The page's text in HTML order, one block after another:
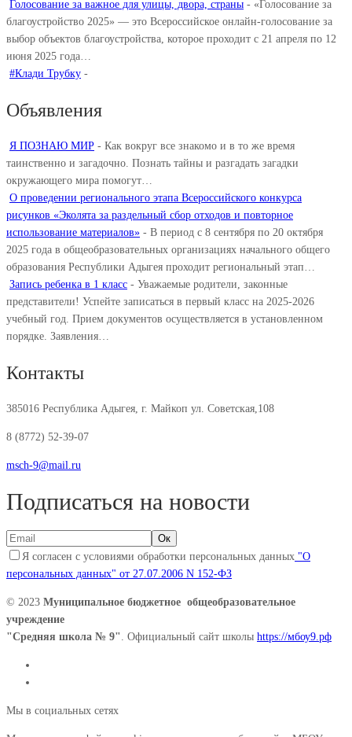
Голосование за важное для улицы, двора, страны - «Голосование за
благоустройство 2025» — это Всероссийское онлайн-голосование за
выбор объектов благоустройства, которое проходит с 21 апреля по 12
июня 2025 года…
#Клади Трубку -
Объявления
Я ПОЗНАЮ МИР - Как вокруг все знакомо и в то же время
таинственно и загадочно. Познать тайны и разгадать загадки
окружающего мира помогут…
О проведении регионального этапа Всероссийского конкурса
рисунков «Эколята за раздельный сбор отходов и повторное
использование материалов» - В период с 8 сентября по 20 октября
2025 года в общеобразовательных организациях начального общего
образования Республики Адыгея проходит региональный этап…
Запись ребенка в 1 класс - Уважаемые родители, законные
представители! Успейте записаться в первый класс на 2025-2026
учебный год. Прием документов осуществляется в установленном
порядке. Заявления…
Контакты
385016 Республика Адыгея, г. Майкоп ул. Советская,108
8 (8772) 52-39-07
msch-9@mail.ru
Подписаться на новости
Я согласен с условиями обработки персональных данных "О
персональных данных" от 27.07.2006 N 152-ФЗ
© 2023 Муниципальное бюджетное общеобразовательное
учреждение
"Средняя школа № 9" . Официальный сайт школы https://мбоу9.рф
Мы в социальных сетях